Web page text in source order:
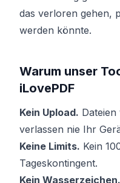
das verloren gehen,
werden könnte.
Warum unser
iLovePDF
Kein Upload.
verlassen nie Ihr
Keine Limits. Kein
Tageskontingent.
Kein Wasserzeichen.